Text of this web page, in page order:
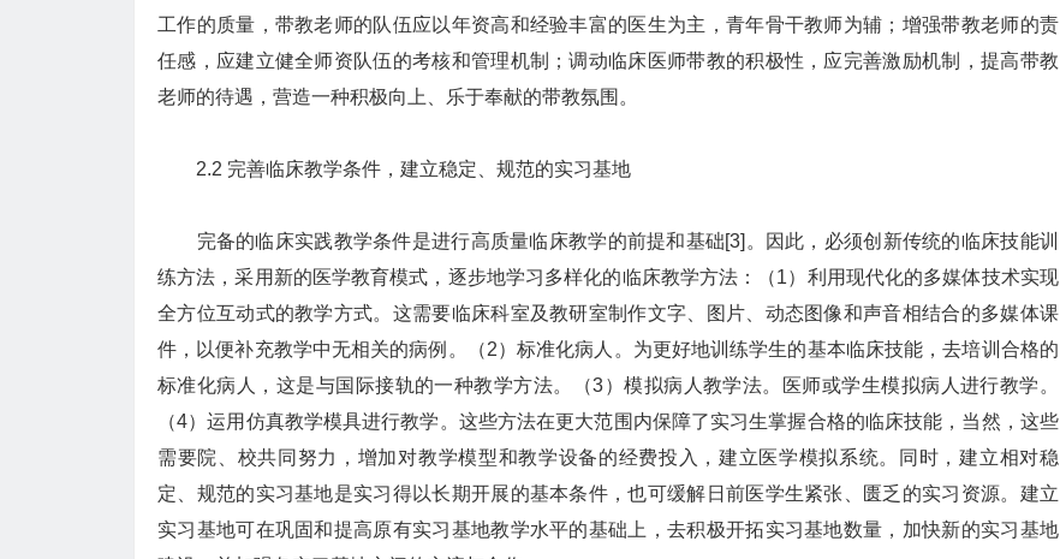
工作的质量，带教老师的队伍应以年资高和经验丰富的医生为主，青年骨干教师为辅；增强带教老师的责
任感，应建立健全师资队伍的考核和管理机制；调动临床医师带教的积极性，应完善激励机制，提高带教
老师的待遇，营造一种积极向上、乐于奉献的带教氛围。
2.2 完善临床教学条件，建立稳定、规范的实习基地
完备的临床实践教学条件是进行高质量临床教学的前提和基础[3]。因此，必须创新传统的临床技能训
练方法，采用新的医学教育模式，逐步地学习多样化的临床教学方法：（1）利用现代化的多媒体技术实现
全方位互动式的教学方式。这需要临床科室及教研室制作文字、图片、动态图像和声音相结合的多媒体课
件，以便补充教学中无相关的病例。（2）标准化病人。为更好地训练学生的基本临床技能，去培训合格的
标准化病人，这是与国际接轨的一种教学方法。（3）模拟病人教学法。医师或学生模拟病人进行教学。
（4）运用仿真教学模具进行教学。这些方法在更大范围内保障了实习生掌握合格的临床技能，当然，这些
需要院、校共同努力，增加对教学模型和教学设备的经费投入，建立医学模拟系统。同时，建立相对稳
定、规范的实习基地是实习得以长期开展的基本条件，也可缓解日前医学生紧张、匮乏的实习资源。建立
实习基地可在巩固和提高原有实习基地教学水平的基础上，去积极开拓实习基地数量，加快新的实习基地